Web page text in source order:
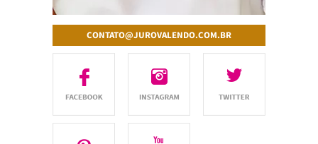
CONTATO@JUROVALENDO.COM.BR